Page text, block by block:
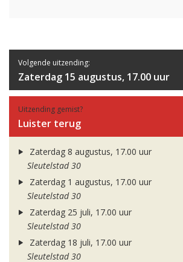
Volgende uitzending:
Zaterdag 15 augustus, 17.00 uur
Uitzending gemist?
Luister terug
Zaterdag 8 augustus, 17.00 uur
Sleutelstad 30
Zaterdag 1 augustus, 17.00 uur
Sleutelstad 30
Zaterdag 25 juli, 17.00 uur
Sleutelstad 30
Zaterdag 18 juli, 17.00 uur
Sleutelstad 30